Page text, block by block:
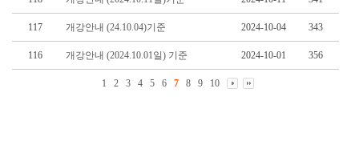
117 개강안내 (24.10.04)기준 2024-10-04 343
116 개강안내 (2024.10.01일) 기준 2024-10-01 356
1 2 3 4 5 6 7 8 9 10